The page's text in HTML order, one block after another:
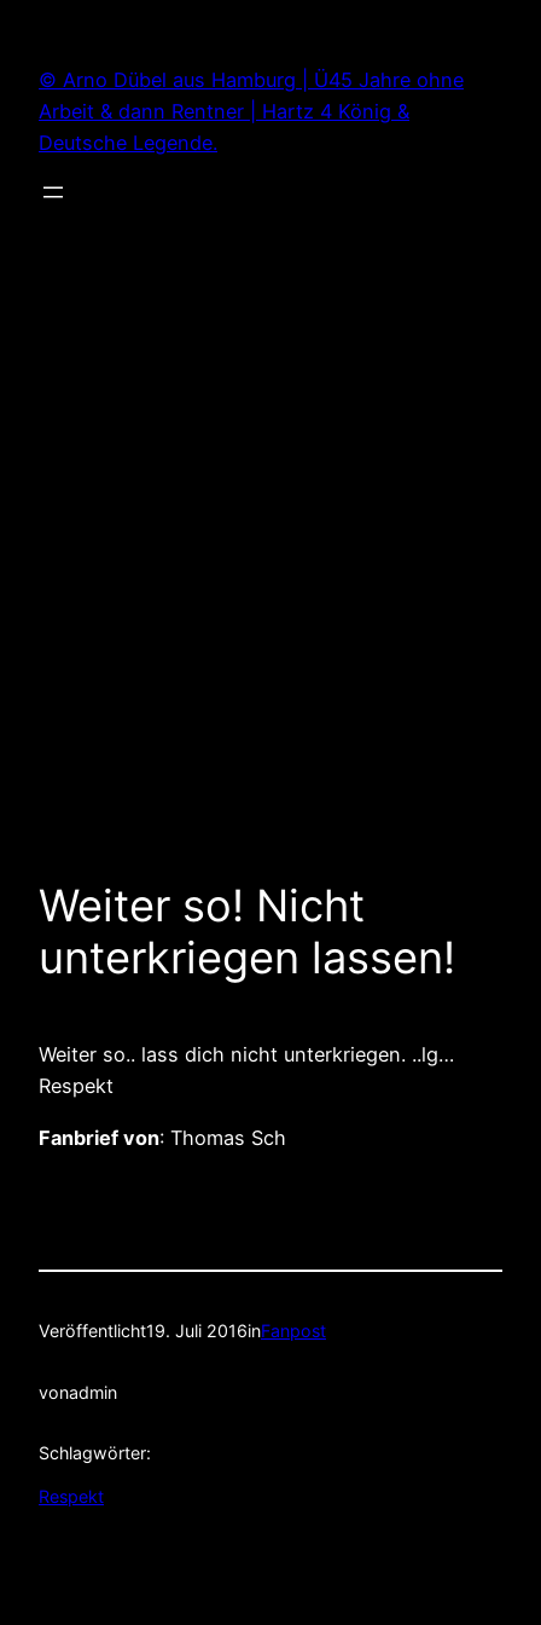
springen
© Arno Dübel aus Hamburg | Ü45 Jahre ohne
Arbeit & dann Rentner | Hartz 4 König &
Deutsche Legende.
Weiter so! Nicht
unterkriegen lassen!
Weiter so.. lass dich nicht unterkriegen. ..lg…
Respekt
Fanbrief von: Thomas Sch
Veröffentlicht19. Juli 2016inFanpost
vonadmin
Schlagwörter:
Respekt